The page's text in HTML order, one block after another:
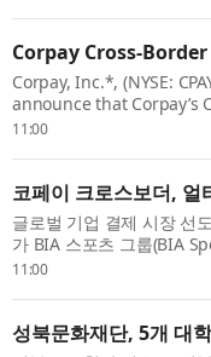
Corpay Cross-
Corpay, Inc.*, (NYSE:
announce that
Ultimate Sevens, a new
11:00
코페이 크로스보더, 얼
글로벌 기업 결제 시장 선
가 BIA 스포츠 그룹(BIA
븐스 챔피언십인 ‘얼티밋
11:00
성북문화재단, 5개 대